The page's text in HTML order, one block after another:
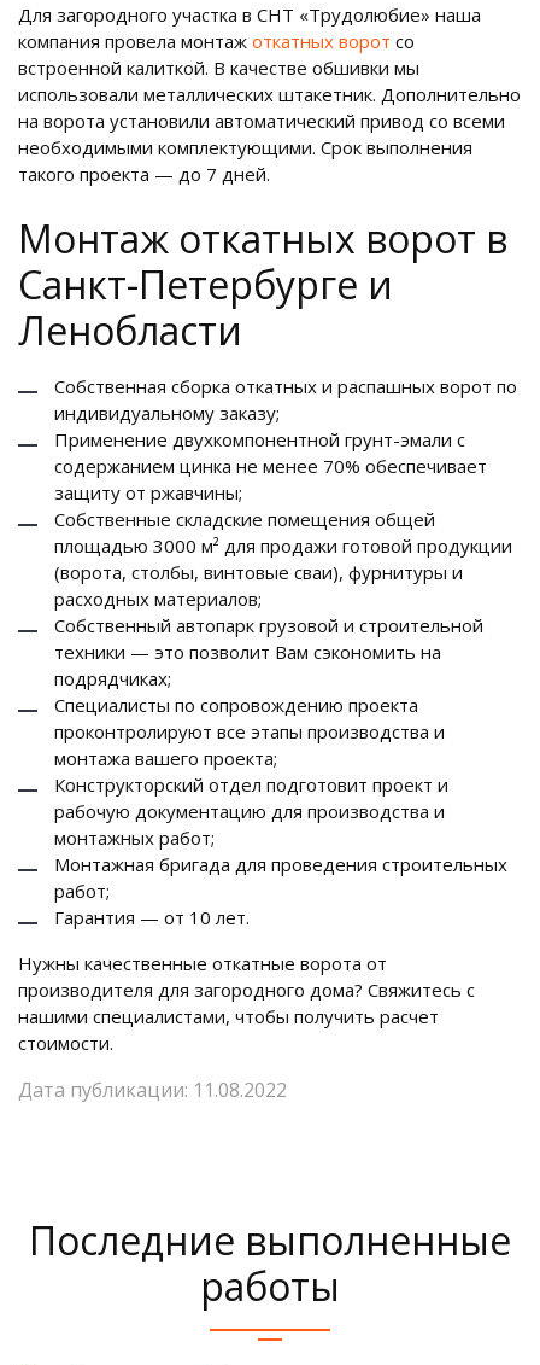
Для загородного участка в СНТ «Трудолюбие» наша
компания провела монтаж откатных ворот со
встроенной калиткой. В качестве обшивки мы
использовали металлических штакетник. Дополнительно
на ворота установили автоматический привод со всеми
необходимыми комплектующими. Срок выполнения
такого проекта — до 7 дней.
Монтаж откатных ворот в
Санкт-Петербурге и
Ленобласти
Собственная сборка откатных и распашных ворот по
индивидуальному заказу;
Применение двухкомпонентной грунт-эмали с
содержанием цинка не менее 70% обеспечивает
защиту от ржавчины;
Собственные складские помещения общей
площадью 3000 м² для продажи готовой продукции
(ворота, столбы, винтовые сваи), фурнитуры и
расходных материалов;
Собственный автопарк грузовой и строительной
техники — это позволит Вам сэкономить на
подрядчиках;
Специалисты по сопровождению проекта
проконтролируют все этапы производства и
монтажа вашего проекта;
Конструкторский отдел подготовит проект и
рабочую документацию для производства и
монтажных работ;
Монтажная бригада для проведения строительных
работ;
Гарантия — от 10 лет.
Нужны качественные откатные ворота от
производителя для загородного дома? Свяжитесь с
нашими специалистами, чтобы получить расчет
стоимости.
Дата публикации: 11.08.2022
Последние выполненные
работы